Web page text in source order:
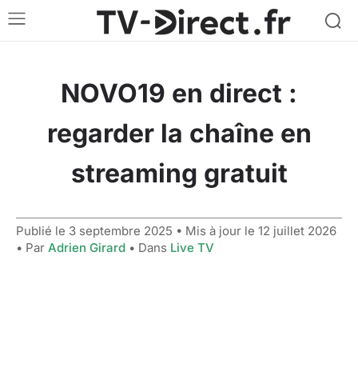
NOVO19 en direct :
regarder la chaîne en
streaming gratuit
Publié le 3 septembre 2025 • Mis à jour le 12 juillet 2026
• Par Adrien Girard • Dans Live TV